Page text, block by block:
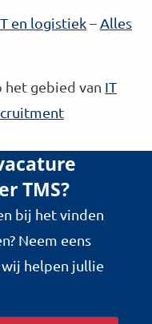
en logistiek–Alles
het gebied van IT
TMS?
bij het vinden
Neem eens
wij helpen jullie